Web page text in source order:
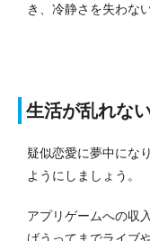
き、冷静さを失わな
生活が乱れな
疑似恋愛に夢中にな
ようにしましょう。
アプリゲームへの収